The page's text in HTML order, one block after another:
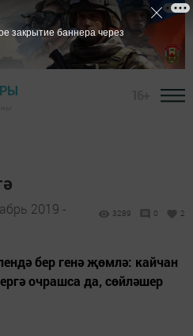
2019 -
3289 0 2
бер генә җөмлә: кайчан
очрашса да, сөйләшер
закрытие баннера через